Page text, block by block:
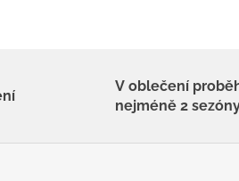
V oblečení
nejméně 2